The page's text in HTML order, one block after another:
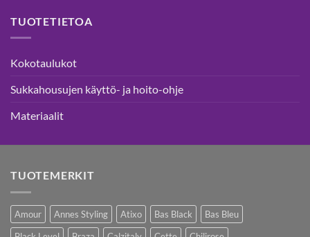
TUOTETIETOA
Kokotaulukot
Sukkahousujen käyttö- ja hoito-ohje
Materiaalit
TUOTEMERKIT
Amour Annes Styling Atixo Bas Black
Bas Bleu